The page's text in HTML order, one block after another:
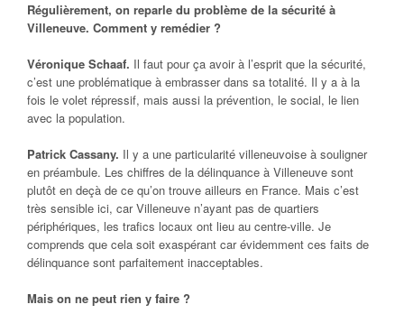
Régulièrement, on reparle du problème de la sécurité à
Villeneuve. Comment y remédier ?
Véronique Schaaf. Il faut pour ça avoir à l’esprit que la sécurité,
c’est une problématique à embrasser dans sa totalité. Il y a à la
fois le volet répressif, mais aussi la prévention, le social, le lien
avec la population.
Patrick Cassany. Il y a une particularité villeneuvoise à souligner
en préambule. Les chiffres de la délinquance à Villeneuve sont
plutôt en deçà de ce qu’on trouve ailleurs en France. Mais c’est
très sensible ici, car Villeneuve n’ayant pas de quartiers
périphériques, les trafics locaux ont lieu au centre-ville. Je
comprends que cela soit exaspérant car évidemment ces faits de
délinquance sont parfaitement inacceptables.
Mais on ne peut rien y faire ?